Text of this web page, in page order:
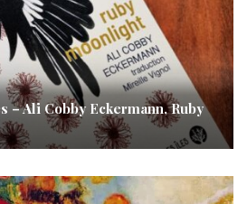
– Ali Cobby Eckermann, Ruby